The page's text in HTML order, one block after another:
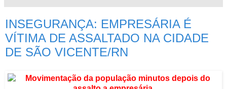
INSEGURANÇA: EMPRESÁRIA É
VÍTIMA DE ASSALTADO NA CIDADE
DE SÃO VICENTE/RN